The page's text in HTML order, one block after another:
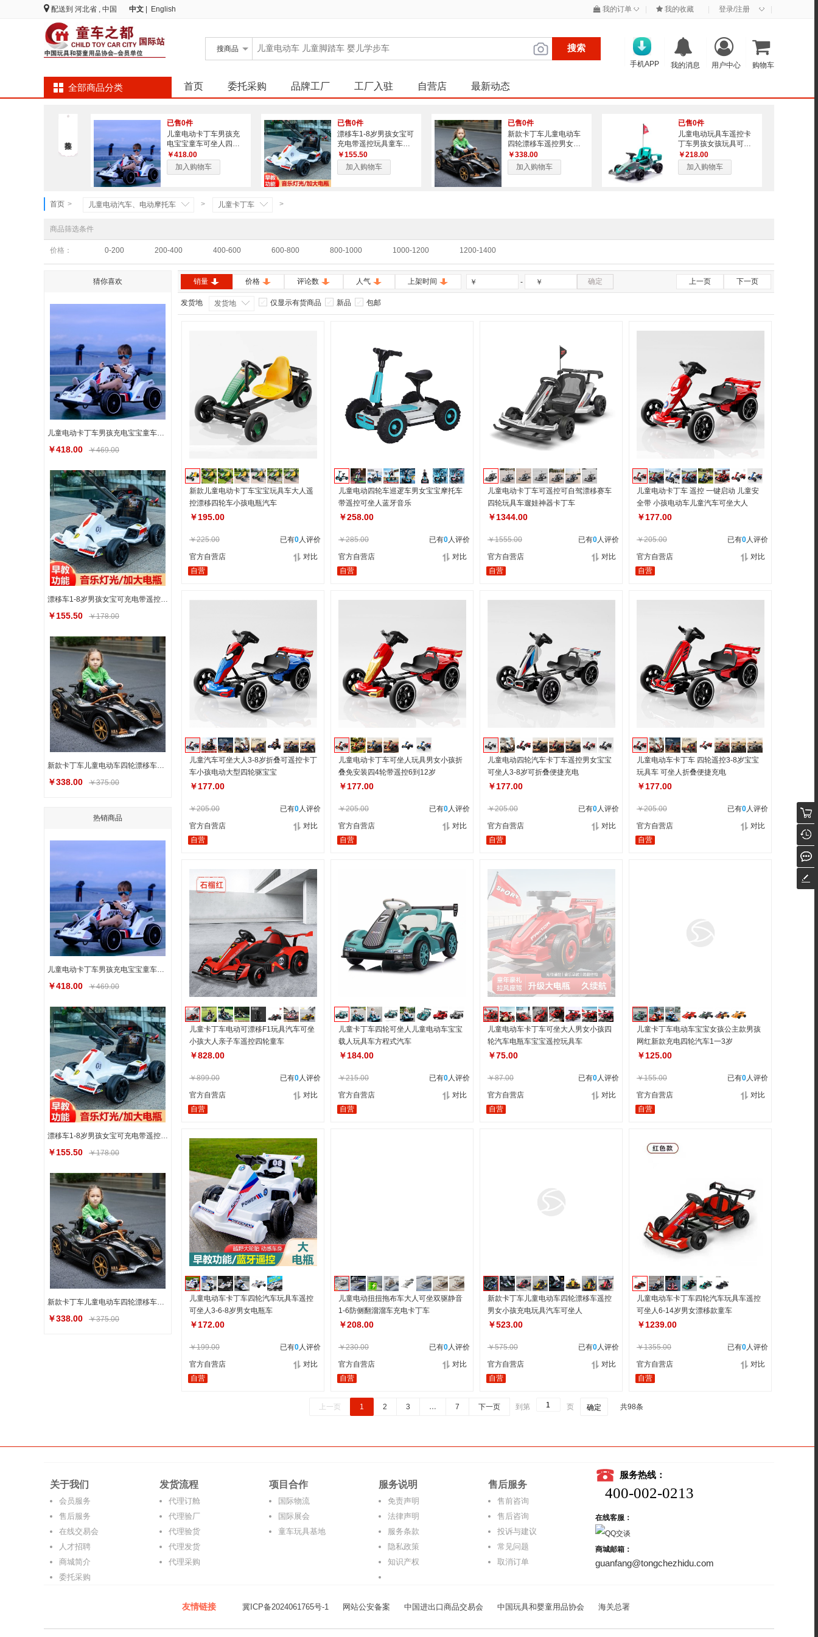
配送到 河北省 , 中国 中文 English 我的订单 ◇ 我的收藏 登录/注册 ◇
搜商品 搜索
购物车
用户中心
我的消息
手机APP
全部商品分类 首页 委托采购 品牌工厂 工厂入驻 自营店 最新动态
已售0件
儿童电动卡丁车男孩充
电宝宝童车可坐人四轮
童车电动卡丁车
￥418.00
加入购物车
已售0件
漂移车1-8岁男孩女宝可
充电带遥控玩具童车可
坐人 儿童电动卡丁车
￥155.50
加入购物车
已售0件
新款卡丁车儿童电动车
四轮漂移车遥控男女小
孩充电玩具汽车可坐人
￥338.00
加入购物车
已售0件
儿童电动玩具车遥控卡
丁车男孩女孩玩具可坐
人厂家儿童电动车
￥218.00
加入购物车
首页 > 儿童电动汽车、电动摩托车 > 儿童卡丁车 >
商品筛选条件
价格： 0-200 200-400 400-600 600-800 800-1000 1000-1200 1200-1400
猜你喜欢
儿童电动卡丁车男孩充电宝宝童车可坐人四轮童车电动卡丁车
￥418.00 ￥469.00
漂移车1-8岁男孩女宝可充电带遥控玩具童车可坐人 儿童电动卡丁车
￥155.50 ￥178.00
新款卡丁车儿童电动车四轮漂移车遥控男女小孩充电玩具汽车可坐人
￥338.00 ￥375.00
热销商品
儿童电动卡丁车男孩充电宝宝童车可坐人四轮童车电动卡丁车
￥418.00 ￥469.00
漂移车1-8岁男孩女宝可充电带遥控玩具童车可坐人 儿童电动卡丁车
￥155.50 ￥178.00
新款卡丁车儿童电动车四轮漂移车遥控男女小孩充电玩具汽车可坐人
￥338.00 ￥375.00
销量 价格 评论数 人气 上架时间 ￥ ￥
- 确定 上一页 下一页
发货地 发货地 仅显示有货商品 新品 包邮
新款儿童电动卡丁车宝宝玩具车大人遥
控漂移四轮车小孩电瓶汽车
￥195.00
￥225.00 已有0人评价
官方自营店
对比
自营
儿童电动四轮车巡逻车男女宝宝摩托车
带遥控可坐人蓝牙音乐
￥258.00
￥285.00 已有0人评价
官方自营店
对比
自营
儿童电动卡丁车可遥控可自驾漂移赛车
四轮玩具车遛娃神器卡丁车
￥1344.00
￥1555.00 已有0人评价
官方自营店
对比
自营
儿童电动卡丁车 遥控 一键启动 儿童安
全带 小孩电动车儿童汽车可坐大人
￥177.00
￥205.00 已有0人评价
官方自营店
对比
自营
儿童汽车可坐大人3-8岁折叠可遥控卡丁
车小孩电动大型四轮驱宝宝
￥177.00
￥205.00 已有0人评价
官方自营店
对比
自营
儿童电动卡丁车可坐人玩具男女小孩折
叠免安装四4轮带遥控6到12岁
￥177.00
￥205.00 已有0人评价
官方自营店
对比
自营
儿童电动四轮汽车卡丁车遥控男女宝宝
可坐人3-8岁可折叠便捷充电
￥177.00
￥205.00 已有0人评价
官方自营店
对比
自营
儿童电动车卡丁车 四轮遥控3-8岁宝宝
玩具车 可坐人折叠便捷充电
￥177.00
￥205.00 已有0人评价
官方自营店
对比
自营
儿童卡丁车电动可漂移F1玩具汽车可坐
小孩大人亲子车遥控四轮童车
￥828.00
￥899.00 已有0人评价
官方自营店
对比
自营
儿童卡丁车四轮可坐人儿童电动车宝宝
载人玩具车方程式汽车
￥184.00
￥215.00 已有0人评价
官方自营店
对比
自营
儿童电动车卡丁车可坐大人男女小孩四
轮汽车电瓶车宝宝遥控玩具车
￥75.00
￥87.00 已有0人评价
官方自营店
对比
自营
儿童卡丁车电动车宝宝女孩公主款男孩
网红新款充电四轮汽车1一3岁
￥125.00
￥155.00 已有0人评价
官方自营店
对比
自营
儿童电动车卡丁车四轮汽车玩具车遥控
可坐人3-6-8岁男女电瓶车
￥172.00
￥199.00 已有0人评价
官方自营店
对比
自营
儿童电动扭扭拖布车大人可坐双驱静音
1-6防侧翻溜溜车充电卡丁车
￥208.00
￥230.00 已有0人评价
官方自营店
对比
自营
新款卡丁车儿童电动车四轮漂移车遥控
男女小孩充电玩具汽车可坐人
￥523.00
￥575.00 已有0人评价
官方自营店
对比
自营
儿童电动车卡丁车四轮汽车玩具车遥控
可坐人6-14岁男女漂移款童车
￥1239.00
￥1355.00 已有0人评价
官方自营店
对比
自营
上一页 1 2 3 … 7 下一页 到第 页 确定 共98条
关于我们
会员服务
售后服务
在线交易会
人才招聘
商城简介
委托采购
发货流程
代理订舱
代理验厂
代理验货
代理发货
代理采购
项目合作
国际物流
国际展会
童车玩具基地
服务说明
免责声明
法律声明
服务条款
隐私政策
知识产权
售后服务
售前咨询
售后咨询
投诉与建议
常见问题
取消订单
服务热线：
400-002-0213
在线客服：
商城邮箱：
guanfang@tongchezhidu.com
友情链接 冀ICP备2024061765号-1 网站公安备案 中国进出口商品交易会 中国玩具和婴童用品协会 海关总署